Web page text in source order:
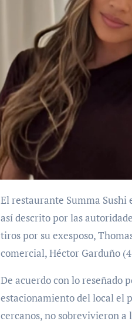
El restaurante Summa Sushi en Fontana, en California (EEUU), fue escenario de un crimen brutal,
así descrito por las
tiros por su exesposo,
comercial, Héctor Garduño
De acuerdo con lo reseñado
estacionamiento del local el
cercanos, no sobrevivieron a